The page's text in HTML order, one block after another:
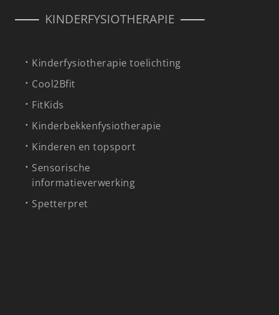
KINDERFYSIOTHERAPIE
Kinderfysiotherapie toelichting
Cool2Bfit
FitKids
Kinderbekkenfysiotherapie
Kinderen en topsport
Sensorische
informatieverwerking
Spetterpret